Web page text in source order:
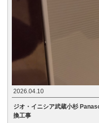
2026.04.10
ジオ・イニシア武蔵小杉
換工事